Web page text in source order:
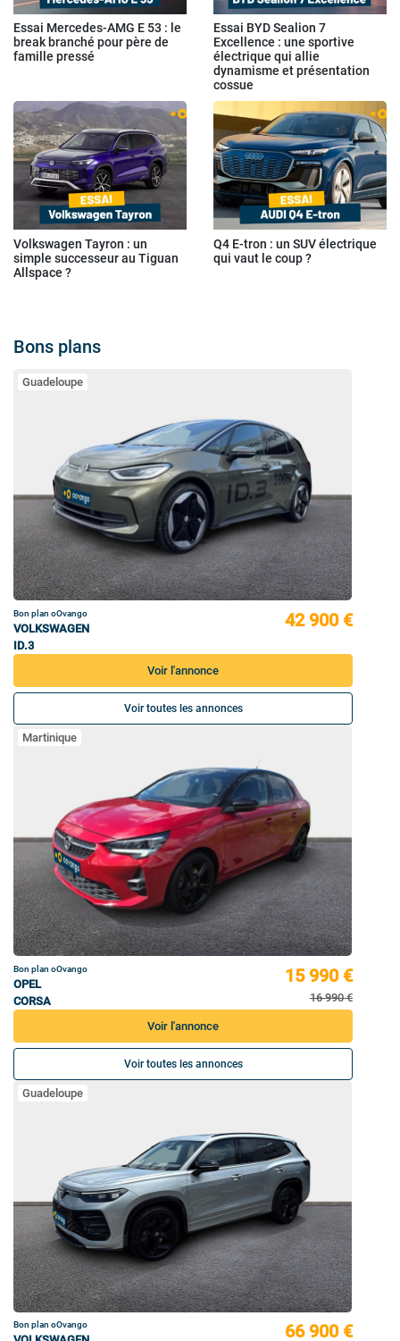
Essai Mercedes-AMG E 53 : le
break branché pour père de
famille pressé
Essai BYD Sealion 7
Excellence : une sportive
électrique qui allie
dynamisme et présentation
cossue
Volkswagen Tayron : un
simple successeur au Tiguan
Allspace ?
Q4 E-tron : un SUV électrique
qui vaut le coup ?
Bons plans
Guadeloupe
Bon plan oOvango
VOLKSWAGEN
ID.3
42 900 €
Voir l'annonce
Voir toutes les annonces
Martinique
Bon plan oOvango
OPEL
CORSA
15 990 €
16 990 €
Voir l'annonce
Voir toutes les annonces
Guadeloupe
Bon plan oOvango 66 900 €